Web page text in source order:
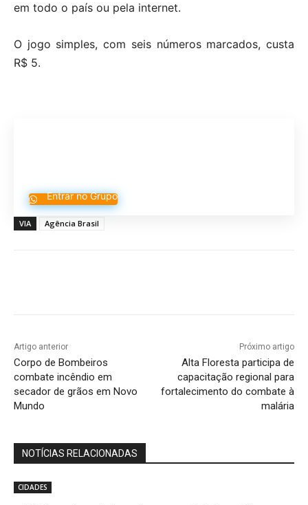
em todo o país ou pela internet.
O jogo simples, com seis números marcados, custa
R$ 5.
Entrar no Grupo
VIA Agência Brasil
Artigo anterior
Corpo de Bombeiros
combate incêndio em
secador de grãos em Novo
Mundo
Próximo artigo
Alta Floresta participa de
capacitação regional para
fortalecimento do combate à
malária
NOTÍCIAS RELACIONADAS
CIDADES